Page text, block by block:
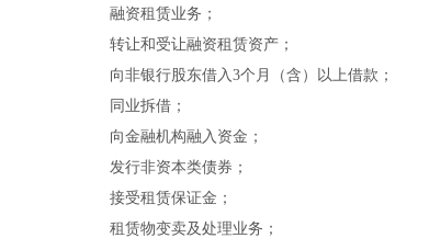
融资租赁业务；
转让和受让融资租赁资产；
向非银行股东借入3个月（含）以上借款；
同业拆借；
向金融机构融入资金；
发行非资本类债券；
接受租赁保证金；
租赁物变卖及处理业务；